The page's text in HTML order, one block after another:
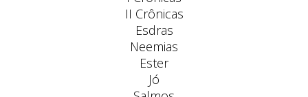
II Crônicas
Esdras
Neemias
Ester
Jó